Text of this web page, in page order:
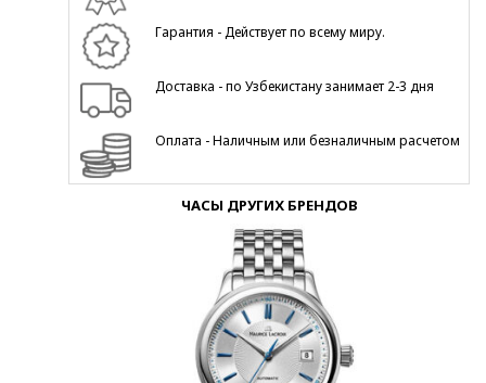
Гарантия - Действует по всему миру.
Доставка - по Узбекистану занимает 2-3 дня
Оплата - Наличным или безналичным расчетом
ЧАСЫ ДРУГИХ БРЕНДОВ